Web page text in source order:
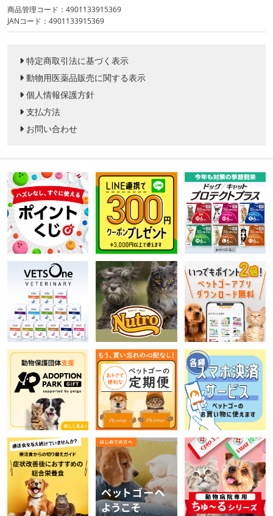
商品管理コード：4901133915369
JANコード：4901133915369
特定商取引法に基づく表示
動物用医薬品販売に関する表示
個人情報保護方針
支払方法
お問い合わせ